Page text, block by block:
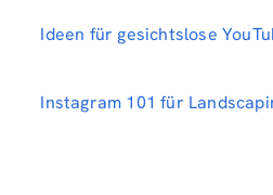
Ideen für gesichtslose
Instagram 101 für